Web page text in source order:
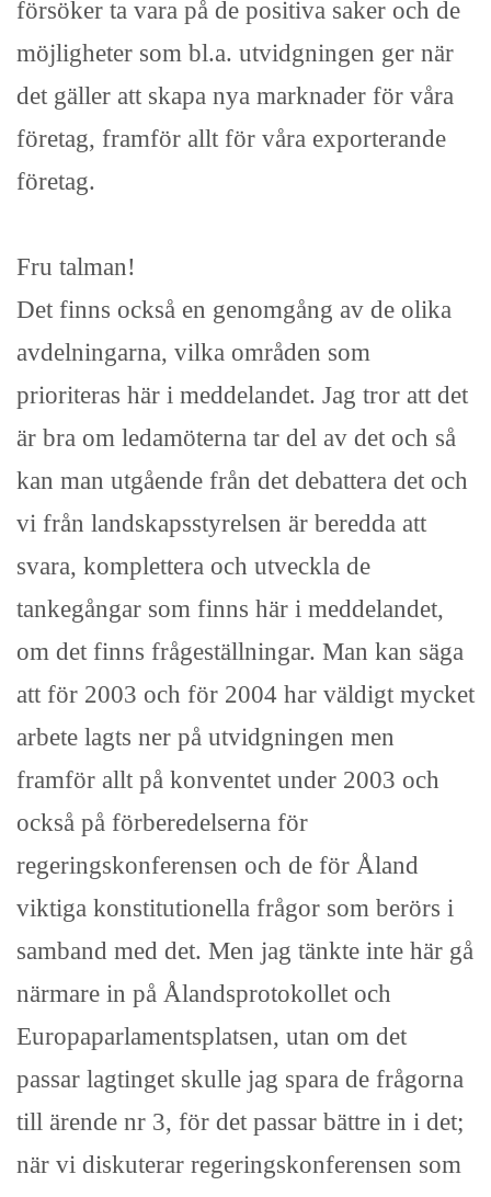
försöker ta vara på de positiva saker och de
möjligheter som bl.a. utvidgningen ger när
det gäller att skapa nya marknader för våra
företag, framför allt för våra exporterande
företag.
Fru talman!
Det finns också en genomgång av de olika
avdelningarna, vilka områden som
prioriteras här i meddelandet. Jag tror att det
är bra om ledamöterna tar del av det och så
kan man utgående från det debattera det och
vi från landskapsstyrelsen är beredda att
svara, komplettera och utveckla de
tankegångar som finns här i meddelandet,
om det finns frågeställningar. Man kan säga
att för 2003 och för 2004 har väldigt mycket
arbete lagts ner på utvidgningen men
framför allt på konventet under 2003 och
också på förberedelserna för
regeringskonferensen och de för Åland
viktiga konstitutionella frågor som berörs i
samband med det. Men jag tänkte inte här gå
närmare in på Ålandsprotokollet och
Europaparlamentsplatsen, utan om det
passar lagtinget skulle jag spara de frågorna
till ärende nr 3, för det passar bättre in i det;
när vi diskuterar regeringskonferensen som